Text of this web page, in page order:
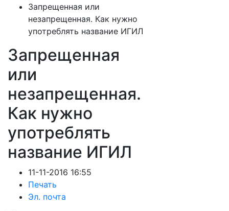
Запрещенная или
незапрещенная. Как нужно
употреблять название ИГИЛ
Запрещенная
или
незапрещенная.
Как нужно
употреблять
название ИГИЛ
11-11-2016 16:55
Печать
Эл. почта